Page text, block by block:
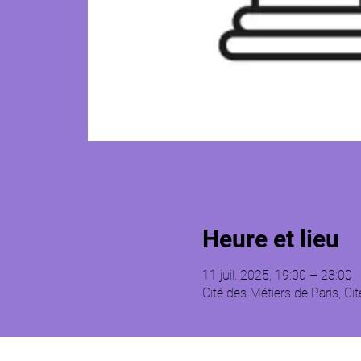
Heure et lieu
11 juil. 2025, 19:00 – 23:00
Cité des Métiers de Paris,